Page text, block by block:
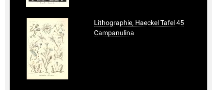
Lithographie, Haeckel Tafel 45
Campanulina